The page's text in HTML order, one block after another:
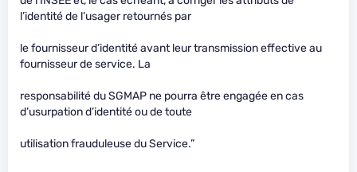
l’identité de l’usager retournés par
le fournisseur d’identité avant leur transmission effective au
fournisseur de service. La
responsabilité du SGMAP ne pourra être engagée en cas
d’usurpation d’identité ou de toute
utilisation frauduleuse du Service.”